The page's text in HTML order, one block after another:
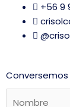
+56 9
Conversemos